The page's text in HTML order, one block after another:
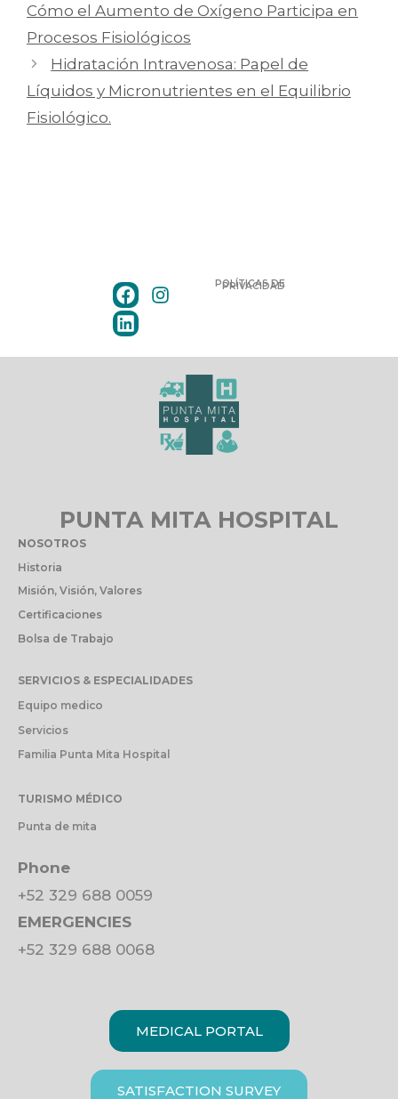
Cómo el Aumento de Oxígeno Participa en
Procesos Fisiológicos
Hidratación Intravenosa: Papel de
Líquidos y Micronutrientes en el Equilibrio
Fisiológico.
POLÍTICAS DE
PRIVACIDAD
PUNTA MITA HOSPITAL
NOSOTROS
Historia
Misión, Visión, Valores
Certificaciones
Bolsa de Trabajo
SERVICIOS & ESPECIALIDADES
Equipo medico
Servicios
Familia Punta Mita Hospital
TURISMO MÉDICO
Punta de mita
Phone
+52 329 688 0059
EMERGENCIES
+52 329 688 0068
MEDICAL PORTAL
SATISFACTION SURVEY